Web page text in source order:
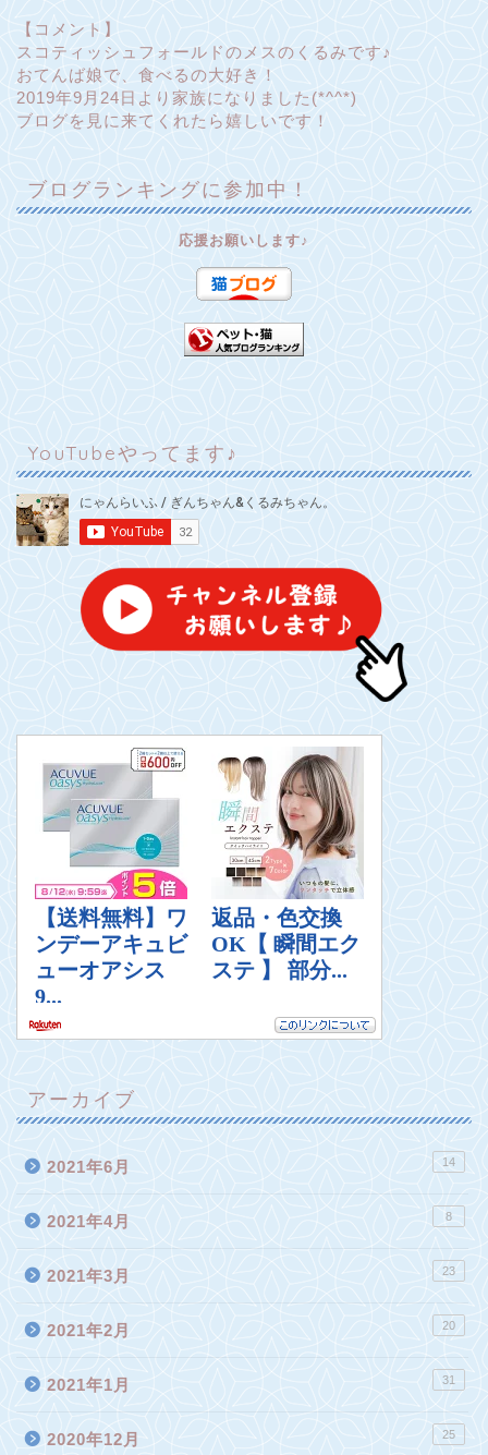
【コメント】
スコティッシュフォールドのメスのくるみです♪
おてんば娘で、食べるの大好き！
2019年9月24日より家族になりました(*^^*)
ブログを見に来てくれたら嬉しいです！
ブログランキングに参加中！
応援お願いします♪
YouTubeやってます♪
アーカイブ
2021年6月 14
2021年4月 8
2021年3月 23
2021年2月 20
2021年1月 31
2020年12月 25